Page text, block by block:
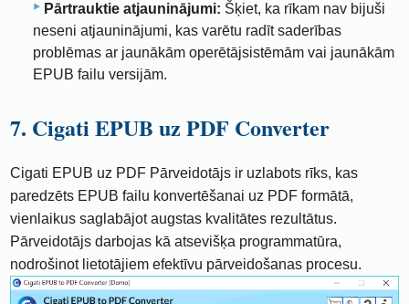
Pārtrauktie atjauninājumi: Šķiet, ka rīkam nav bijuši
neseni atjauninājumi, kas varētu radīt saderības
problēmas ar jaunākām operētājsistēmām vai jaunākām
EPUB failu versijām.
7. Cigati EPUB uz PDF Converter
Cigati EPUB uz PDF Pārveidotājs ir uzlabots rīks, kas
paredzēts EPUB failu konvertēšanai uz PDF formātā,
vienlaikus saglabājot augstas kvalitātes rezultātus.
Pārveidotājs darbojas kā atsevišķa programmatūra,
nodrošinot lietotājiem efektīvu pārveidošanas procesu.